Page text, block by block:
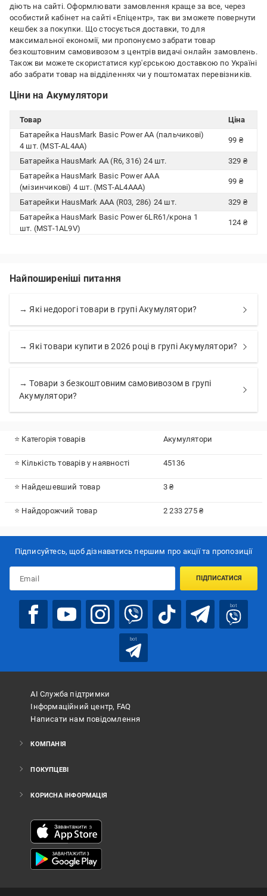
діють на сайті. Оформлювати замовлення краще за все, через
особистий кабінет на сайті «Епіцентр», так ви зможете повернути
кешбек за покупки. Що стосується доставки, то для
максимальної економії, ми пропонуємо забрати товар
безкоштовним самовивозом з центрів видачі онлайн замовлень.
Також ви можете скористатися кур'єрською доставкою по Україні
або забрати товар на відділеннях чи у поштоматах перевізників.
Ціни на Акумулятори
Товар
Ціна
Батарейка HausMark Basic Power AA (пальчикові)
4 шт. (MST-AL4АА)
99 ₴
Батарейка HausMark AA (R6, 316) 24 шт.
329 ₴
Батарейка HausMark Basic Power AAA
(мізинчикові) 4 шт. (MST-AL4ААА)
99 ₴
Батарейки HausMark AAA (R03, 286) 24 шт.
329 ₴
Батарейка HausMark Basic Power 6LR61/крона 1
шт. (MST-1AL9V)
124 ₴
Найпоширеніші питання
→ Які недорогі товари в групі Акумулятори?
→ Які товари купити в 2026 році в групі Акумулятори?
→ Товари з безкоштовним самовивозом в групі
Акумулятори?
⭐ Категорія товарів Акумулятори
⭐ Кількість товарів у наявності 45136
⭐ Найдешевший товар 3 ₴
⭐ Найдорожчий товар 2 233 275 ₴
Підписуйтесь, щоб дізнаватись першим про акції та пропозиції
ПІДПИСАТИСЯ
bot
bot
АІ Служба підтримки
Інформаційний центр, FAQ
Написати нам повідомлення
КОМПАНІЯ
ПОКУПЦЕВІ
КОРИСНА ІНФОРМАЦІЯ